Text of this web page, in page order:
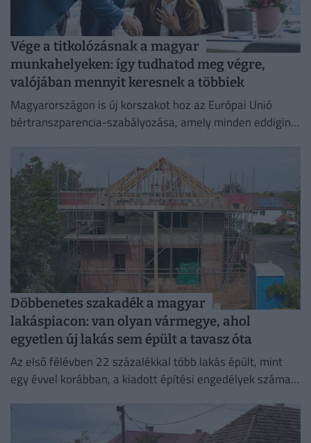
Vége a titkolózásnak a magyar
munkahelyeken: így tudhatod meg végre,
valójában mennyit keresnek a többiek
Magyarországon is új korszakot hoz az Európai Unió
bértranszparencia-szabályozása, amely minden eddiginél
Döbbenetes szakadék a magyar
lakáspiacon: van olyan vármegye, ahol
egyetlen új lakás sem épült a tavasz óta
Az első félévben 22 százalékkal több lakás épült, mint
egy évvel korábban, a kiadott építési engedélyek száma